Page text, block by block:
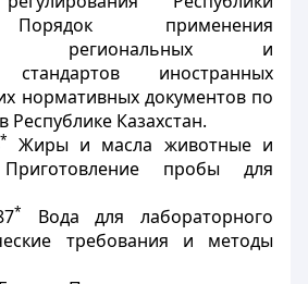
Порядок применения
региональных и
стандартов иностранных
нормативных документов по
Республике Казахстан.
*
Жиры и масла животные и
Приготовление пробы для
*
Вода для лабораторного
требования и методы